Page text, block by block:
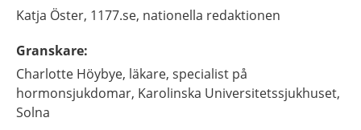
Katja Öster, 1177.se, nationella redaktionen
Granskare:
Charlotte Höybye, läkare, specialist på
hormonsjukdomar, Karolinska Universitetssjukhuset,
Solna